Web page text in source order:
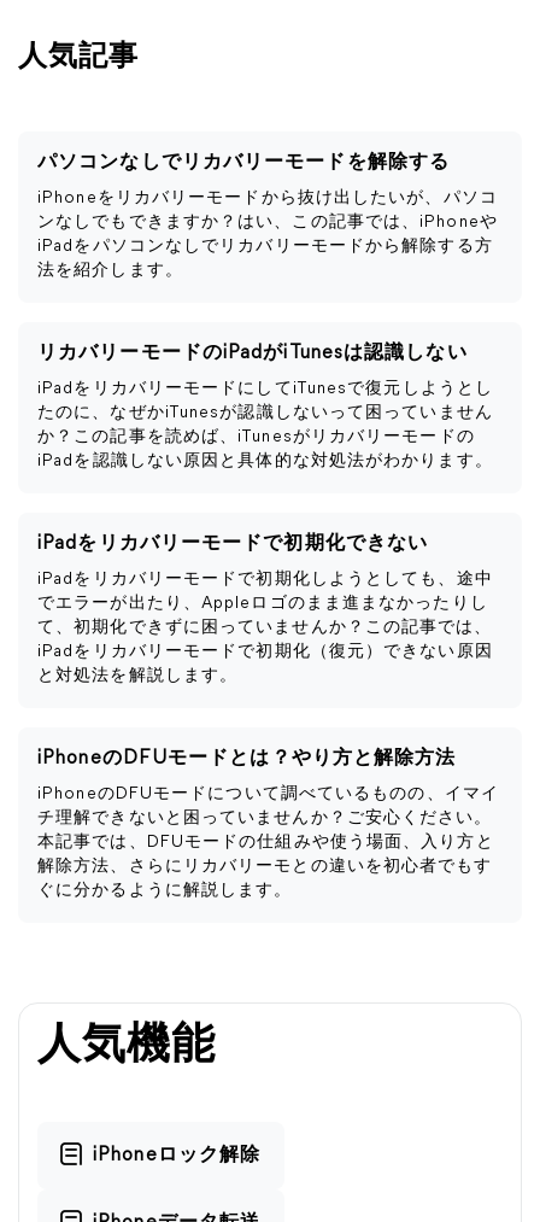
人気記事
パソコンなしでリカバリーモードを解除する
iPhoneをリカバリーモードから抜け出したいが、パソコ
ンなしでもできますか？はい、この記事では、iPhoneや
iPadをパソコンなしでリカバリーモードから解除する方
法を紹介します。
リカバリーモードのiPadがiTunesは認識しない
iPadをリカバリーモードにしてiTunesで復元しようとし
たのに、なぜかiTunesが認識しないって困っていません
か？この記事を読めば、iTunesがリカバリーモードの
iPadを認識しない原因と具体的な対処法がわかります。
iPadをリカバリーモードで初期化できない
iPadをリカバリーモードで初期化しようとしても、途中
でエラーが出たり、Appleロゴのまま進まなかったりし
て、初期化できずに困っていませんか？この記事では、
iPadをリカバリーモードで初期化（復元）できない原因
と対処法を解説します。
iPhoneのDFUモードとは？やり方と解除方法
iPhoneのDFUモードについて調べているものの、イマイ
チ理解できないと困っていませんか？ご安心ください。
本記事では、DFUモードの仕組みや使う場面、入り方と
解除方法、さらにリカバリーモとの違いを初心者でもす
ぐに分かるように解説します。
人気機能
iPhoneロック解除